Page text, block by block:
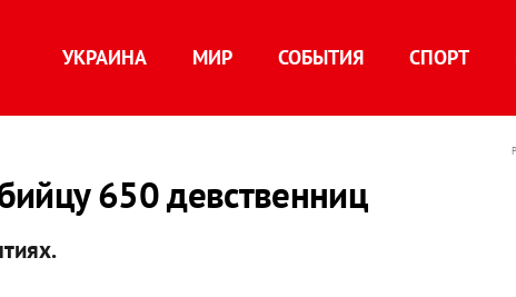
УКРАИНА МИР СОБЫТИЯ СПОРТ
650 девственниц